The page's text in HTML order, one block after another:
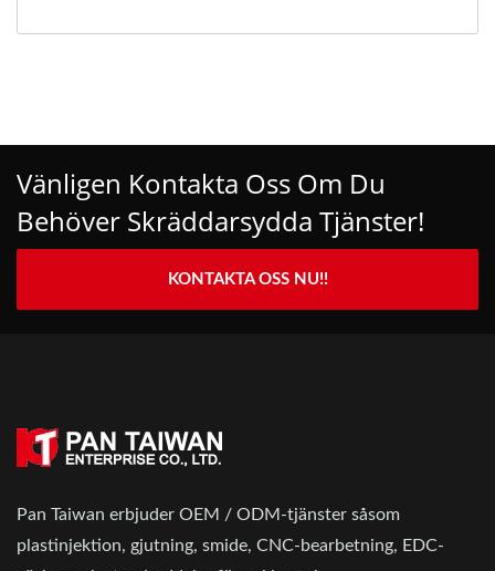
Vänligen Kontakta Oss Om Du
Behöver Skräddarsydda Tjänster!
KONTAKTA OSS NU!!
Pan Taiwan erbjuder OEM / ODM-tjänster såsom
plastinjektion, gjutning, smide, CNC-bearbetning, EDC-